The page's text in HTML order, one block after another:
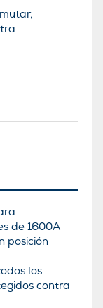
de 1600A
posición
los
contra